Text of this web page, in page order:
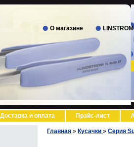
О магазине
Доставка и оплата Прайс-лист
Главная » Кусачки»Серия